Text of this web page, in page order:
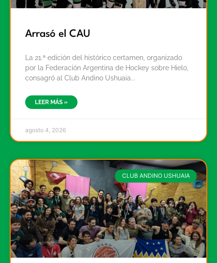
Arrasó el CAU
La 21.ª edición del histórico certamen, organizado
por la Federación Argentina de Hockey sobre Hielo,
consagró al Club Andino Ushuaia
LEER MÁS »
agosto 4, 2026
CLUB ANDINO USHUAIA